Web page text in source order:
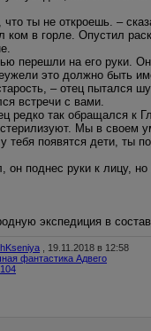
ты не откроешь. –
ком в горле. Опустил
перешли на его руки.
это должно быть
– отец пытался
встречи с вами.
редко так обращался к
Мы в своем
тебя появятся дети, ты
он поднес руки к лицу,
экспедиция в
, 19.11.2018 в 12:58
фантастика Адвего
104